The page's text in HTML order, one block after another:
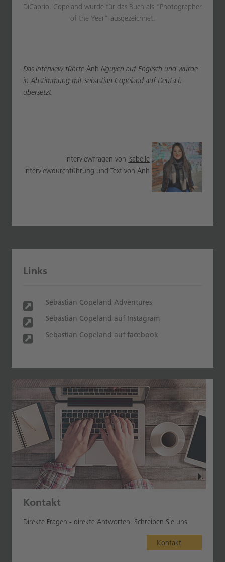
DiCaprio. Copeland wurde für das Buch als "Photographer
of the Year" ausgezeichnet.
Das Interview führte Ánh Nguyen auf Englisch und wurde
in Abstimmung mit Sebastian Copeland auf Deutsch
übersetzt.
Interviewfragen von Isabelle
Interviewdurchführung und Text vonÁnh
Links
Sebastian Copeland Adventures
Sebastian Copeland auf Instagram
Sebastian Copeland auf facebook
Kontakt
Direkte Fragen - direkte Antworten. Schreiben Sie uns.
Kontakt